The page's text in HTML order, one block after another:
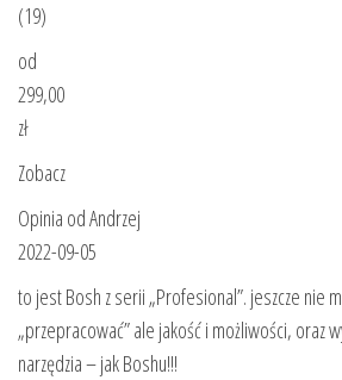
(19)
od
299,00
zł
Zobacz
Opinia od Andrzej
2022-09-05
to jest Bosh z serii „Profesional”. jeszcze nie
„przepracować” ale jakość i możliwości, oraz
narzędzia – jak Boshu!!!